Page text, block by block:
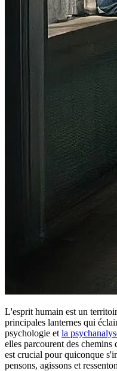
L'esprit humain est un
principales lanternes qui
psychologie et la
elles parcourent des
est crucial pour quiconque
pensons, agissons et